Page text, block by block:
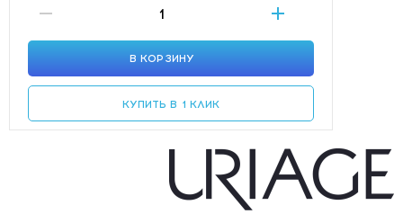
В КОРЗИНУ
КУПИТЬ В 1 КЛИК